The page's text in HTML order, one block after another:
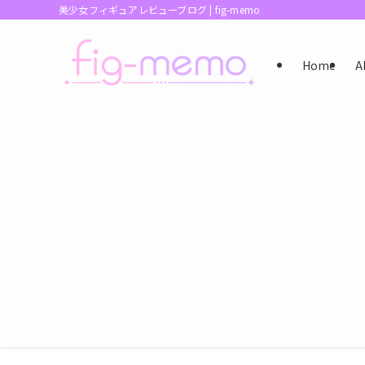
美少女フィギュアレビューブログ | fig-memo
Home